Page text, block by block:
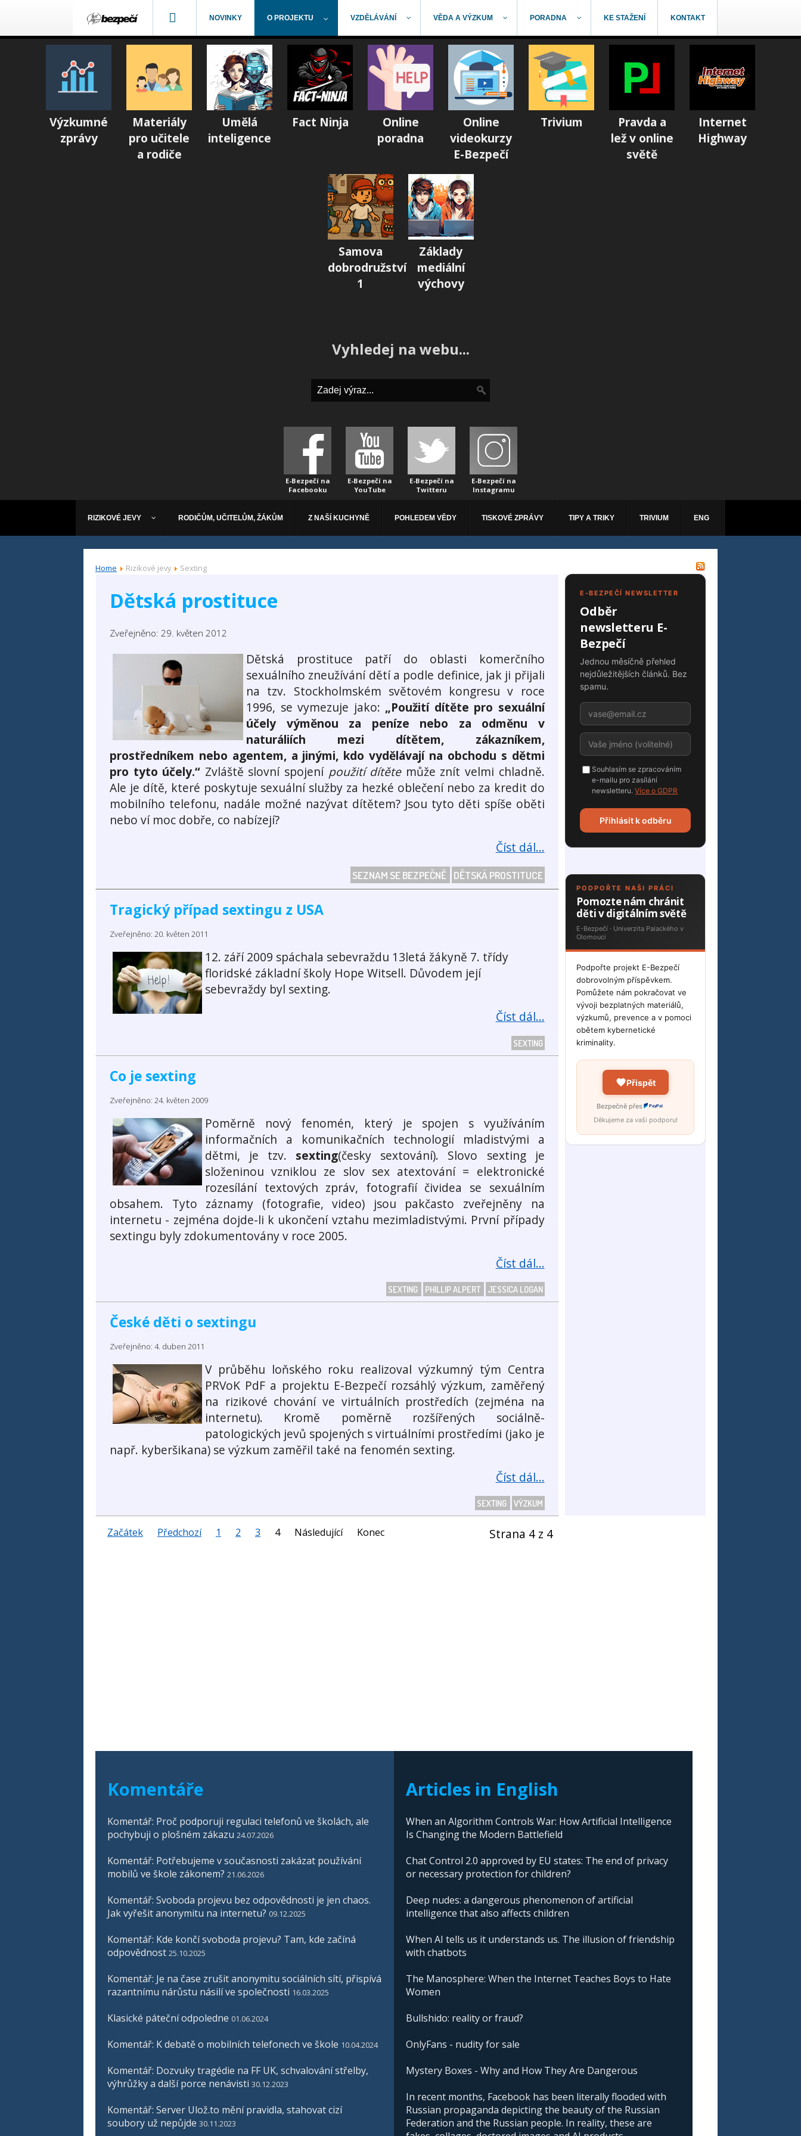
NOVINKY O PROJEKTU VZDĚLÁVÁNÍ VĚDA A VÝZKUM PORADNA KE STAŽENÍ KONTAKT
Výzkumné
zprávy
Materiály
pro učitele
a rodiče
Umělá
inteligence
Fact Ninja
Online
poradna
Online
videokurzy
E-Bezpečí
Trivium
Pravda a
lež v online
světě
Internet
Highway
Samova
dobrodružství
1
Základy
mediální
výchovy
Vyhledej na webu...
E-Bezpečí na
Facebooku
E-Bezpečí na
YouTube
E-Bezpečí na
Twitteru
E-Bezpečí na
Instagramu
RIZIKOVÉ JEVY RODIČŮM, UČITELŮM, ŽÁKŮM Z NAŠÍ KUCHYNĚ POHLEDEM VĚDY TISKOVÉ ZPRÁVY TIPY A TRIKY TRIVIUM ENG
Home Rizikové jevy Sexting
E-BEZPEČÍ NEWSLETTER
Odběr
newsletteru E-
Bezpečí
Jednou měsíčně přehled
nejdůležitějších článků. Bez
spamu.
Souhlasím se zpracováním
e-mailu pro zasílání
newsletteru.Více o GDPR
Přihlásit k odběru
PODPOŘTE NAŠI PRÁCI
Pomozte nám chránit
děti v digitálním světě
E-Bezpečí · Univerzita Palackého v
Olomouci
Podpořte projekt E-Bezpečí
dobrovolným příspěvkem.
Pomůžete nám pokračovat ve
vývoji bezplatných materiálů,
výzkumů, prevence a v pomoci
obětem kybernetické
kriminality.
Přispět
Bezpečně přes PayPal
Děkujeme za vaši podporu!
Dětská prostituce
Zveřejněno: 29. květen 2012
Dětská prostituce patří do oblasti komerčního
sexuálního zneužívání dětí a podle definice, jak ji přijali
na tzv. Stockholmském světovém kongresu v roce
1996, se vymezuje jako: „Použití dítěte pro sexuální
účely výměnou za peníze nebo za odměnu v
naturáliích mezi dítětem, zákazníkem,
prostředníkem nebo agentem, a jinými, kdo vydělávají na obchodu s dětmi
pro tyto účely.“ Zvláště slovní spojení použití dítěte může znít velmi chladně.
Ale je dítě, které poskytuje sexuální služby za hezké oblečení nebo za kredit do
mobilního telefonu, nadále možné nazývat dítětem? Jsou tyto děti spíše oběti
nebo ví moc dobře, co nabízejí?
Číst dál...
SEZNAM SE BEZPEČNĚ DĚTSKÁ PROSTITUCE
Tragický případ sextingu z USA
Zveřejněno: 20. květen 2011
12. září 2009 spáchala sebevraždu 13letá žákyně 7. třídy
floridské základní školy Hope Witsell. Důvodem její
sebevraždy byl sexting.
Číst dál...
SEXTING
Co je sexting
Zveřejněno: 24. květen 2009
Poměrně nový fenomén, který je spojen s využíváním
informačních a komunikačních technologií mladistvými a
dětmi, je tzv. sexting(česky sextování). Slovo sexting je
složeninou vzniklou ze slov sex atextování = elektronické
rozesílání textových zpráv, fotografií čividea se sexuálním
obsahem. Tyto záznamy (fotografie, video) jsou pakčasto zveřejněny na
internetu - zejména dojde-li k ukončení vztahu mezimladistvými. První případy
sextingu byly zdokumentovány v roce 2005.
Číst dál...
SEXTING PHILLIP ALPERT JESSICA LOGAN
České děti o sextingu
Zveřejněno: 4. duben 2011
V průběhu loňského roku realizoval výzkumný tým Centra
PRVoK PdF a projektu E-Bezpečí rozsáhlý výzkum, zaměřený
na rizikové chování ve virtuálních prostředích (zejména na
internetu). Kromě poměrně rozšířených sociálně-
patologických jevů spojených s virtuálními prostředími (jako je
např. kyberšikana) se výzkum zaměřil také na fenomén sexting.
Číst dál...
SEXTING VÝZKUM
Strana 4 z 4
Začátek Předchozí 1 2 3 4 Následující Konec
Komentáře
Komentář: Proč podporuji regulaci telefonů ve školách, ale
pochybuji o plošném zákazu 24.07.2026
Komentář: Potřebujeme v současnosti zakázat používání
mobilů ve škole zákonem? 21.06.2026
Komentář: Svoboda projevu bez odpovědnosti je jen chaos.
Jak vyřešit anonymitu na internetu? 09.12.2025
Komentář: Kde končí svoboda projevu? Tam, kde začíná
odpovědnost 25.10.2025
Komentář: Je na čase zrušit anonymitu sociálních sítí, přispívá
razantnímu nárůstu násilí ve společnosti 16.03.2025
Klasické páteční odpoledne 01.06.2024
Komentář: K debatě o mobilních telefonech ve škole 10.04.2024
Komentář: Dozvuky tragédie na FF UK, schvalování střelby,
výhrůžky a další porce nenávisti 30.12.2023
Komentář: Server Ulož.to mění pravidla, stahovat cizí
soubory už nepůjde 30.11.2023
Articles in English
When an Algorithm Controls War: How Artificial Intelligence
Is Changing the Modern Battlefield
Chat Control 2.0 approved by EU states: The end of privacy
or necessary protection for children?
Deep nudes: a dangerous phenomenon of artificial
intelligence that also affects children
When AI tells us it understands us. The illusion of friendship
with chatbots
The Manosphere: When the Internet Teaches Boys to Hate
Women
Bullshido: reality or fraud?
OnlyFans - nudity for sale
Mystery Boxes - Why and How They Are Dangerous
In recent months, Facebook has been literally flooded with
Russian propaganda depicting the beauty of the Russian
Federation and the Russian people. In reality, these are